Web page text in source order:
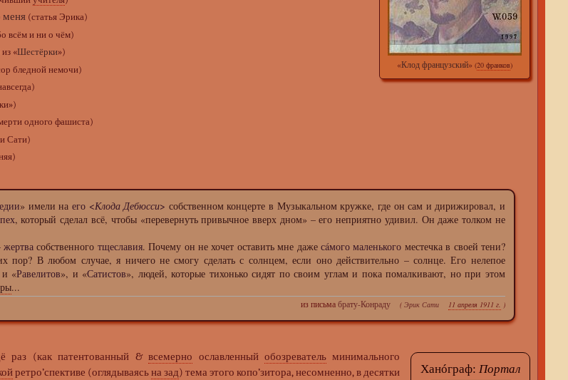
«Клод французский»(20 франков)
меня (статья Эрика)
всём и ни о чём)
«Шестёрки»)
бледной немочи)
одного фашиста)
Сати)
» имели наего <Клода Дебюсси> собственном концерте в Музыкальном кружке, где он сам и дирижировал, и
, который сделал всё, чтобы «перевернуть привычное вверх дном» – его неприятно удивил. Он даже толком не
собственного тщеславия. Почему он не хочет оставить мне даже сáмого маленького местечка в своей тени?
пор? В любом случае, я ничего не смогу сделать с солнцем, если оно действительно – солнце. Его нелепое
и «Равелитов», и «Сатистов», людей, которые тихонько сидят по своим углам и пока помалкивают, но при этом
...
из письмабрату-Конраду ( Эрик Сати 11 апреля 1911 г. )
Ханóграф:Портал
раз (как патентованный &всемерно ославленный обозревательминимального
ретро’спективе (оглядываясьна зад) тема этого копо’зитора, несомненно, в десятки